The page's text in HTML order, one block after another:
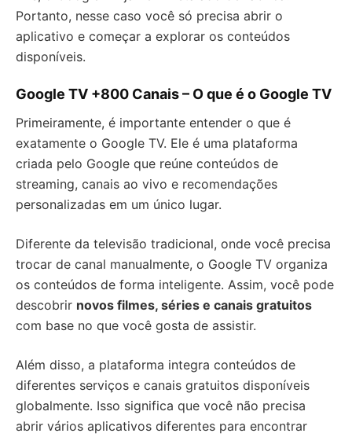
Portanto, nesse caso você só precisa abrir o
aplicativo e começar a explorar os conteúdos
disponíveis.
Google TV +800 Canais – O que é o Google TV
Primeiramente, é importante entender o que é
exatamente o Google TV. Ele é uma plataforma
criada pelo Google que reúne conteúdos de
streaming, canais ao vivo e recomendações
personalizadas em um único lugar.
Diferente da televisão tradicional, onde você precisa
trocar de canal manualmente, o Google TV organiza
os conteúdos de forma inteligente. Assim, você pode
descobrir novos filmes, séries e canais gratuitos
com base no que você gosta de assistir.
Além disso, a plataforma integra conteúdos de
diferentes serviços e canais gratuitos disponíveis
globalmente. Isso significa que você não precisa
abrir vários aplicativos diferentes para encontrar